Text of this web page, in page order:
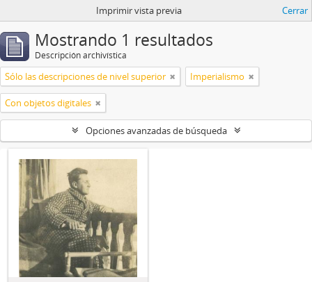
Imprimir vista previa Cerrar
Mostrando 1 resultados
Descripción archivística
Sólo las descripciones de nivel superior Imperialismo
Con objetos digitales
Opciones avanzadas de búsqueda